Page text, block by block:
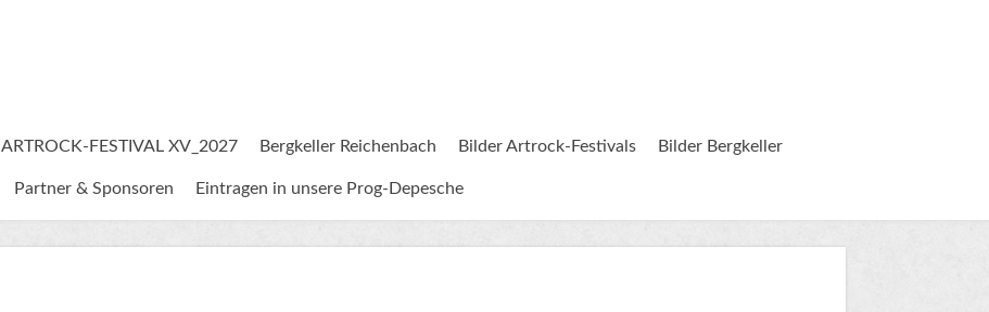
ARTROCK-FESTIVAL XV_2027 Bergkeller Reichenbach Bilder Artrock-Festivals Bilder Bergkeller
Partner & Sponsoren Eintragen in unsere Prog-Depesche